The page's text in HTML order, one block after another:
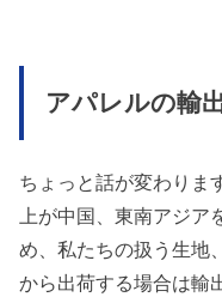
アパレルの輸
ちょっと話が変わりま
上が中国、東南アジ
め、私たちの扱う生地
から出荷する場合は輸